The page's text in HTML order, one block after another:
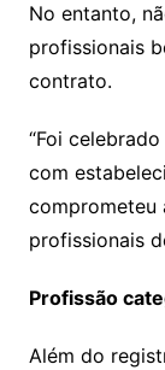
No entanto,
profissionais
contrato.
“Foi
com
comprometeu
profissionais
Profissão
Além do